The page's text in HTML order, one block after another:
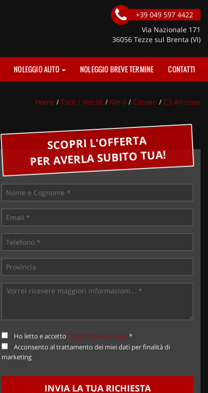
+39 049 597 4422
Via Nazionale 171
36056 Tezze sul Brenta (VI)
NOLEGGIO AUTO NOLEGGIO BREVE TERMINE CONTATTI
Home / Tutti I Veicoli / Km 0 / Citroen / C3 Aircross
SCOPRI L'OFFERTA
PER AVERLA SUBITO TUA!
Ho letto e accetto l'informativa privacy*
Acconsento al trattamento dei miei dati per finalità di
marketing
INVIA LA TUA RICHIESTA